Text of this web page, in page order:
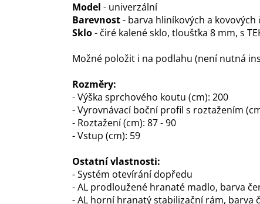
Model - univerzální
Barevnost- barva hliníkových a
Sklo- čiré kalené sklo, tloušťka 8 mm, s
Možné položit i na podlahu (není nutná
Rozměry:
- Výška sprchového koutu (cm): 200
- Vyrovnávací boční profil s roztažením
- Roztažení (cm): 87 - 90
- Vstup (cm): 59
Ostatní vlastnosti:
- Systém otevírání dopředu
- AL prodloužené hranaté madlo, barva
- AL horní hranatý stabilizační rám, barva